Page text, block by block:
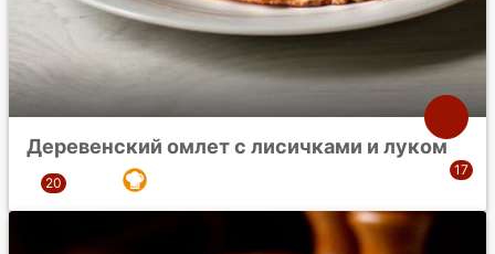
Деревенский омлет с лисичками и луком